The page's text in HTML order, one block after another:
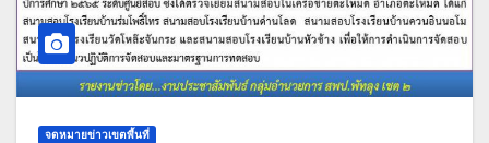
จดหมายข่าวเขตพื้นที่